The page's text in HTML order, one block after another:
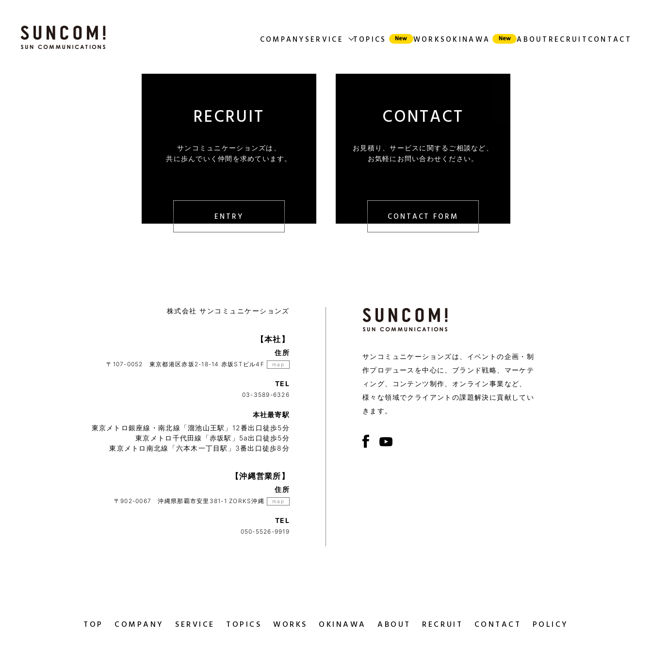
COMPANY SERVICE TOPICS WORKS OKINAWA ABOUT RECRUIT CONTACT
RECRUIT
サンコミュニケーションズは、
共に歩んでいく仲間を求めています。
ENTRY
CONTACT
お見積り、サービスに関するご相談など、
お気軽にお問い合わせください。
CONTACT FORM
株式会社 サンコミュニケーションズ
【本社】
住所
〒107-0052 東京都港区赤坂2-18-14 赤坂STビル4F map
TEL
03-3589-6326
本社最寄駅
東京メトロ銀座線・南北線「溜池山王駅」12番出口徒歩5分
東京メトロ千代田線「赤坂駅」5a出口徒歩5分
東京メトロ南北線「六本木一丁目駅」3番出口徒歩8分
【沖縄営業所】
住所
〒902-0067沖縄県那覇市安里381-1 ZORKS沖縄 map
TEL
050-5526-9919
サンコミュニケーションズは、イベントの企画・制
作プロデュースを中心に、ブランド戦略、マーケテ
ィング、コンテンツ制作、オンライン事業など、
様々な領域でクライアントの課題解決に貢献してい
きます。
TOP COMPANY SERVICE TOPICS WORKS OKINAWA ABOUT RECRUIT CONTACT POLICY